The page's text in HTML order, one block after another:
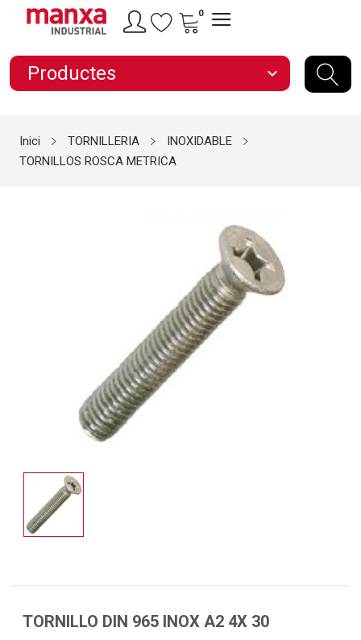
0
Productes expand_more
Inici TORNILLERIA
INOXIDABLE
TORNILLOS ROSCA METRICA
TORNILLO DIN 965 INOX A2 4X 30